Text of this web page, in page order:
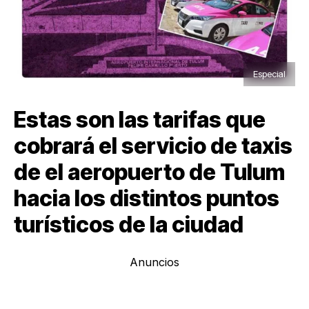
Especial
Estas son las tarifas que
cobrará el servicio de taxis
de el aeropuerto de Tulum
hacia los distintos puntos
turísticos de la ciudad
Anuncios